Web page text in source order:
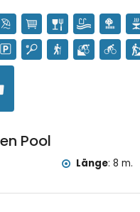
/ Dienste
und
(auf Anfrage)
Freizeitaktivitäten für
und Kultur in Denia,
architektonisches
Pool
Länge: 8 m.